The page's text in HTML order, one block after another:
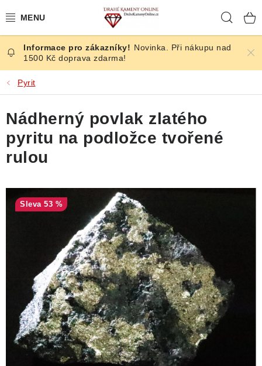
na
ČESKÉ KAMENY
ŠPERKY
KAMENY ZE SVĚTA
BROUŠENÉ
ÚČINKY
NALEZIŠTĚ
NÁŠ PŘÍBĚH
VIDEOGALERIE
Novinka. Při nákupu nad
1500 Kč doprava zdarma!
Pyrit
Nádherný povlak zlatého
pyritu na podložce tvořené
rulou
53 %